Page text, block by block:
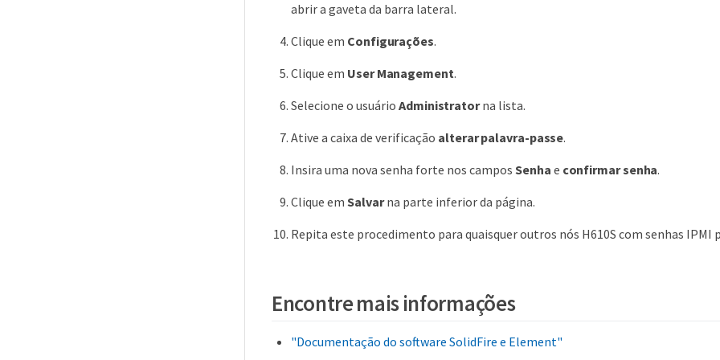
abrir a gaveta da barra lateral.
Clique em Configurações.
Clique em User Management.
Selecione o usuário Administratorna lista.
Ative a caixa de verificação alterar palavra-passe.
Insira uma nova senha forte nos campos Senha e confirmar senha.
Clique em Salvarna parte inferior da página.
Repita este procedimento para quaisquer outros nós H610S com senhas IPMI
Encontre mais informações
"Documentação do software SolidFire e Element"